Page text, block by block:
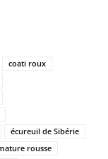
coati roux
écureuil de Sibérie
rousse